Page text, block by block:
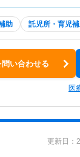
助 託児所・育児
い合わせる
医
更新日：